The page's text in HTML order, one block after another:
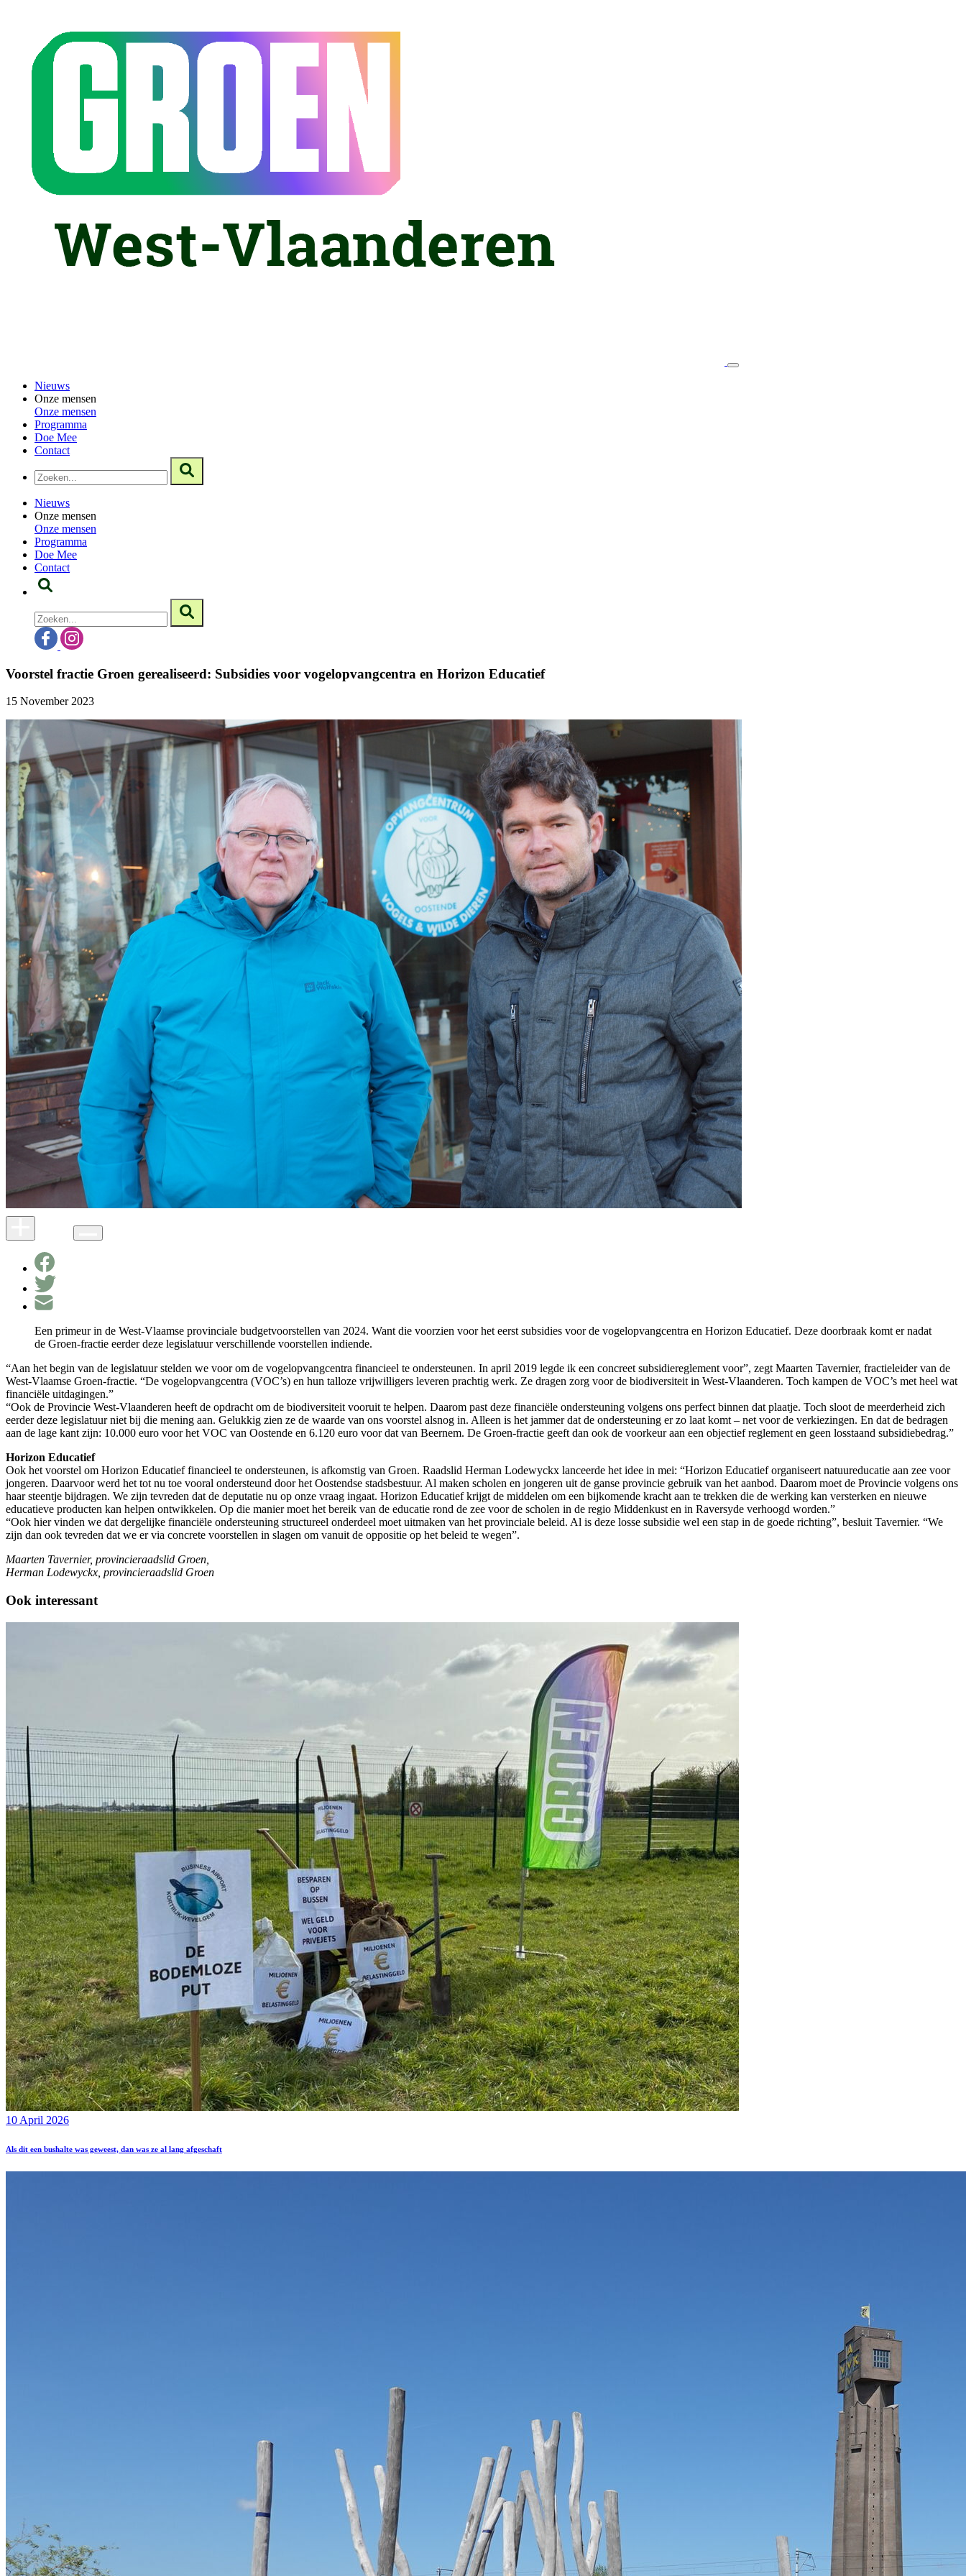
Nieuws
Onze mensen
Onze mensen
Programma
Doe Mee
Contact
Nieuws
Onze mensen
Onze mensen
Programma
Doe Mee
Contact
Voorstel fractie Groen gerealiseerd: Subsidies voor vogelopvangcentra en Horizon Educatief
15 November 2023
Een primeur in de West-Vlaamse provinciale budgetvoorstellen van 2024. Want die voorzien voor het eerst subsidies voor de vogelopvangcentra en Horizon Educatief. Deze doorbraak komt er nadat
de Groen-fractie eerder deze legislatuur verschillende voorstellen indiende.
“Aan het begin van de legislatuur stelden we voor om de vogelopvangcentra financieel te ondersteunen. In april 2019 legde ik een concreet subsidiereglement voor”, zegt Maarten Tavernier, fractieleider van de
West-Vlaamse Groen-fractie. “De vogelopvangcentra (VOC’s) en hun talloze vrijwilligers leveren prachtig werk. Ze dragen zorg voor de biodiversiteit in West-Vlaanderen. Toch kampen de VOC’s met heel wat
financiële uitdagingen.”
“Ook de Provincie West-Vlaanderen heeft de opdracht om de biodiversiteit vooruit te helpen. Daarom past deze financiële ondersteuning volgens ons perfect binnen dat plaatje. Toch sloot de meerderheid zich
eerder deze legislatuur niet bij die mening aan. Gelukkig zien ze de waarde van ons voorstel alsnog in. Alleen is het jammer dat de ondersteuning er zo laat komt – net voor de verkiezingen. En dat de bedragen
aan de lage kant zijn: 10.000 euro voor het VOC van Oostende en 6.120 euro voor dat van Beernem. De Groen-fractie geeft dan ook de voorkeur aan een objectief reglement en geen losstaand subsidiebedrag.”
Horizon Educatief
Ook het voorstel om Horizon Educatief financieel te ondersteunen, is afkomstig van Groen. Raadslid Herman Lodewyckx lanceerde het idee in mei: “Horizon Educatief organiseert natuureducatie aan zee voor
jongeren. Daarvoor werd het tot nu toe vooral ondersteund door het Oostendse stadsbestuur. Al maken scholen en jongeren uit de ganse provincie gebruik van het aanbod. Daarom moet de Provincie volgens ons
haar steentje bijdragen. We zijn tevreden dat de deputatie nu op onze vraag ingaat. Horizon Educatief krijgt de middelen om een bijkomende kracht aan te trekken die de werking kan versterken en nieuwe
educatieve producten kan helpen ontwikkelen. Op die manier moet het bereik van de educatie rond de zee voor de scholen in de regio Middenkust en in Raversyde verhoogd worden.”
“Ook hier vinden we dat dergelijke financiële ondersteuning structureel onderdeel moet uitmaken van het provinciale beleid. Al is deze losse subsidie wel een stap in de goede richting”, besluit Tavernier. “We
zijn dan ook tevreden dat we er via concrete voorstellen in slagen om vanuit de oppositie op het beleid te wegen”.
Maarten Tavernier, provincieraadslid Groen,
Herman Lodewyckx, provincieraadslid Groen
Ook interessant
10 April 2026
Als dit een bushalte was geweest, dan was ze al lang afgeschaft